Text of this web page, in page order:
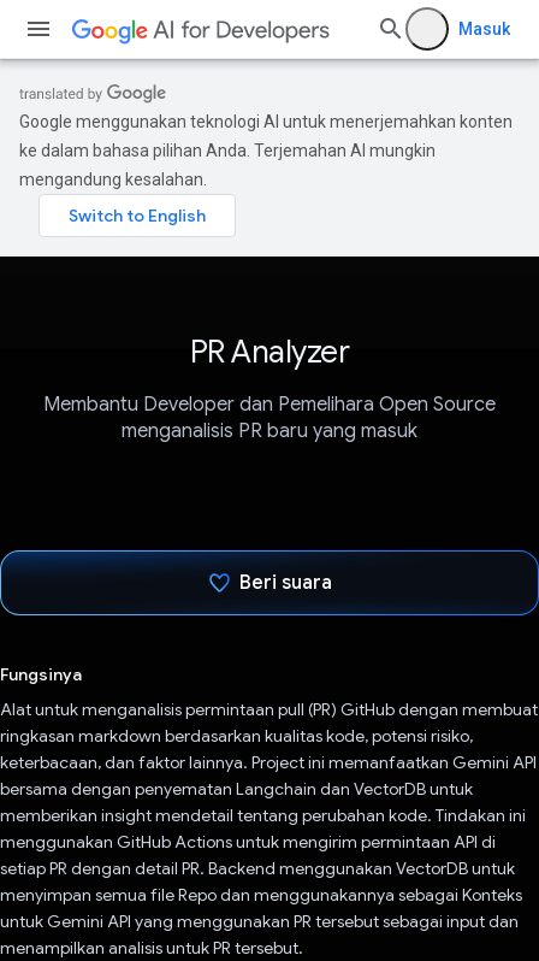
Masuk
Google menggunakan teknologi AI untuk menerjemahkan konten
ke dalam bahasa pilihan Anda. Terjemahan AI mungkin
mengandung kesalahan.
PR Analyzer
Membantu Developer dan Pemelihara Open Source
menganalisis PR baru yang masuk
Beri suara
Fungsinya
Alat untuk menganalisis permintaan pull (PR) GitHub dengan membuat
ringkasan markdown berdasarkan kualitas kode, potensi risiko,
keterbacaan, dan faktor lainnya. Project ini memanfaatkan Gemini API
bersama dengan penyematan Langchain dan VectorDB untuk
memberikan insight mendetail tentang perubahan kode. Tindakan ini
menggunakan GitHub Actions untuk mengirim permintaan API di
setiap PR dengan detail PR. Backend menggunakan VectorDB untuk
menyimpan semua file Repo dan menggunakannya sebagai Konteks
untuk Gemini API yang menggunakan PR tersebut sebagai input dan
menampilkan analisis untuk PR tersebut.